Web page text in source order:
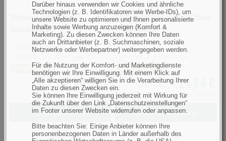
Darüber hinaus verwenden wir Cookies und ähnliche
Technologien (z. B. Identifikatoren wie Werbe-IDs), um
unsere Website zu optimieren und Ihnen personalisierte
Inhalte sowie Werbung anzuzeigen (Komfort &
Marketing). Zu diesen Zwecken können Ihre Daten
auch an Drittanbieter (z. B. Suchmaschinen, soziale
Netzwerke oder Werbepartner) weitergegeben werden.
Für die Nutzung der Komfort- und Marketingdienste
benötigen wir Ihre Einwilligung. Mit einem Klick auf
„Alle akzeptieren“ willigen Sie in die Verarbeitung Ihrer
Daten zu diesen Zwecken ein.
Sie können Ihre Einwilligung jederzeit mit Wirkung für
die Zukunft über den Link „Datenschutzeinstellungen“
im Footer unserer Website widerrufen oder anpassen.
Bitte beachten Sie: Einige Anbieter können Ihre
personenbezogenen Daten in Länder außerhalb des
Shimano Sunglass
Speedmaster
> 5 Stück lagernd
Sie sparen 44%
UVP 44,95 €24,98 €
inkl. MwSt.,zzgl. Versand
In den Warenkorb
Shimano Eyewear Matte Black
& Blue Mirror
Sie sparen 45%
UVP 44,95 € 24,64 €
inkl. MwSt.,zzgl. Versand
In den Warenkorb